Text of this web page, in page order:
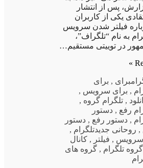
پس از انتشار
یکی از کاربران
فیلتر شدن سرویس
به نام “تلگراف”،
در توییتی مستقیم…
برای , برای
, برای سرویس ,
, تلگرام گروه ,
رفع , دستور
, دستور رفع , دستور
, روحانی جدیدتلگرام ,
سرویس , فیلتر , کانال
گروه تلگرام , گروه های